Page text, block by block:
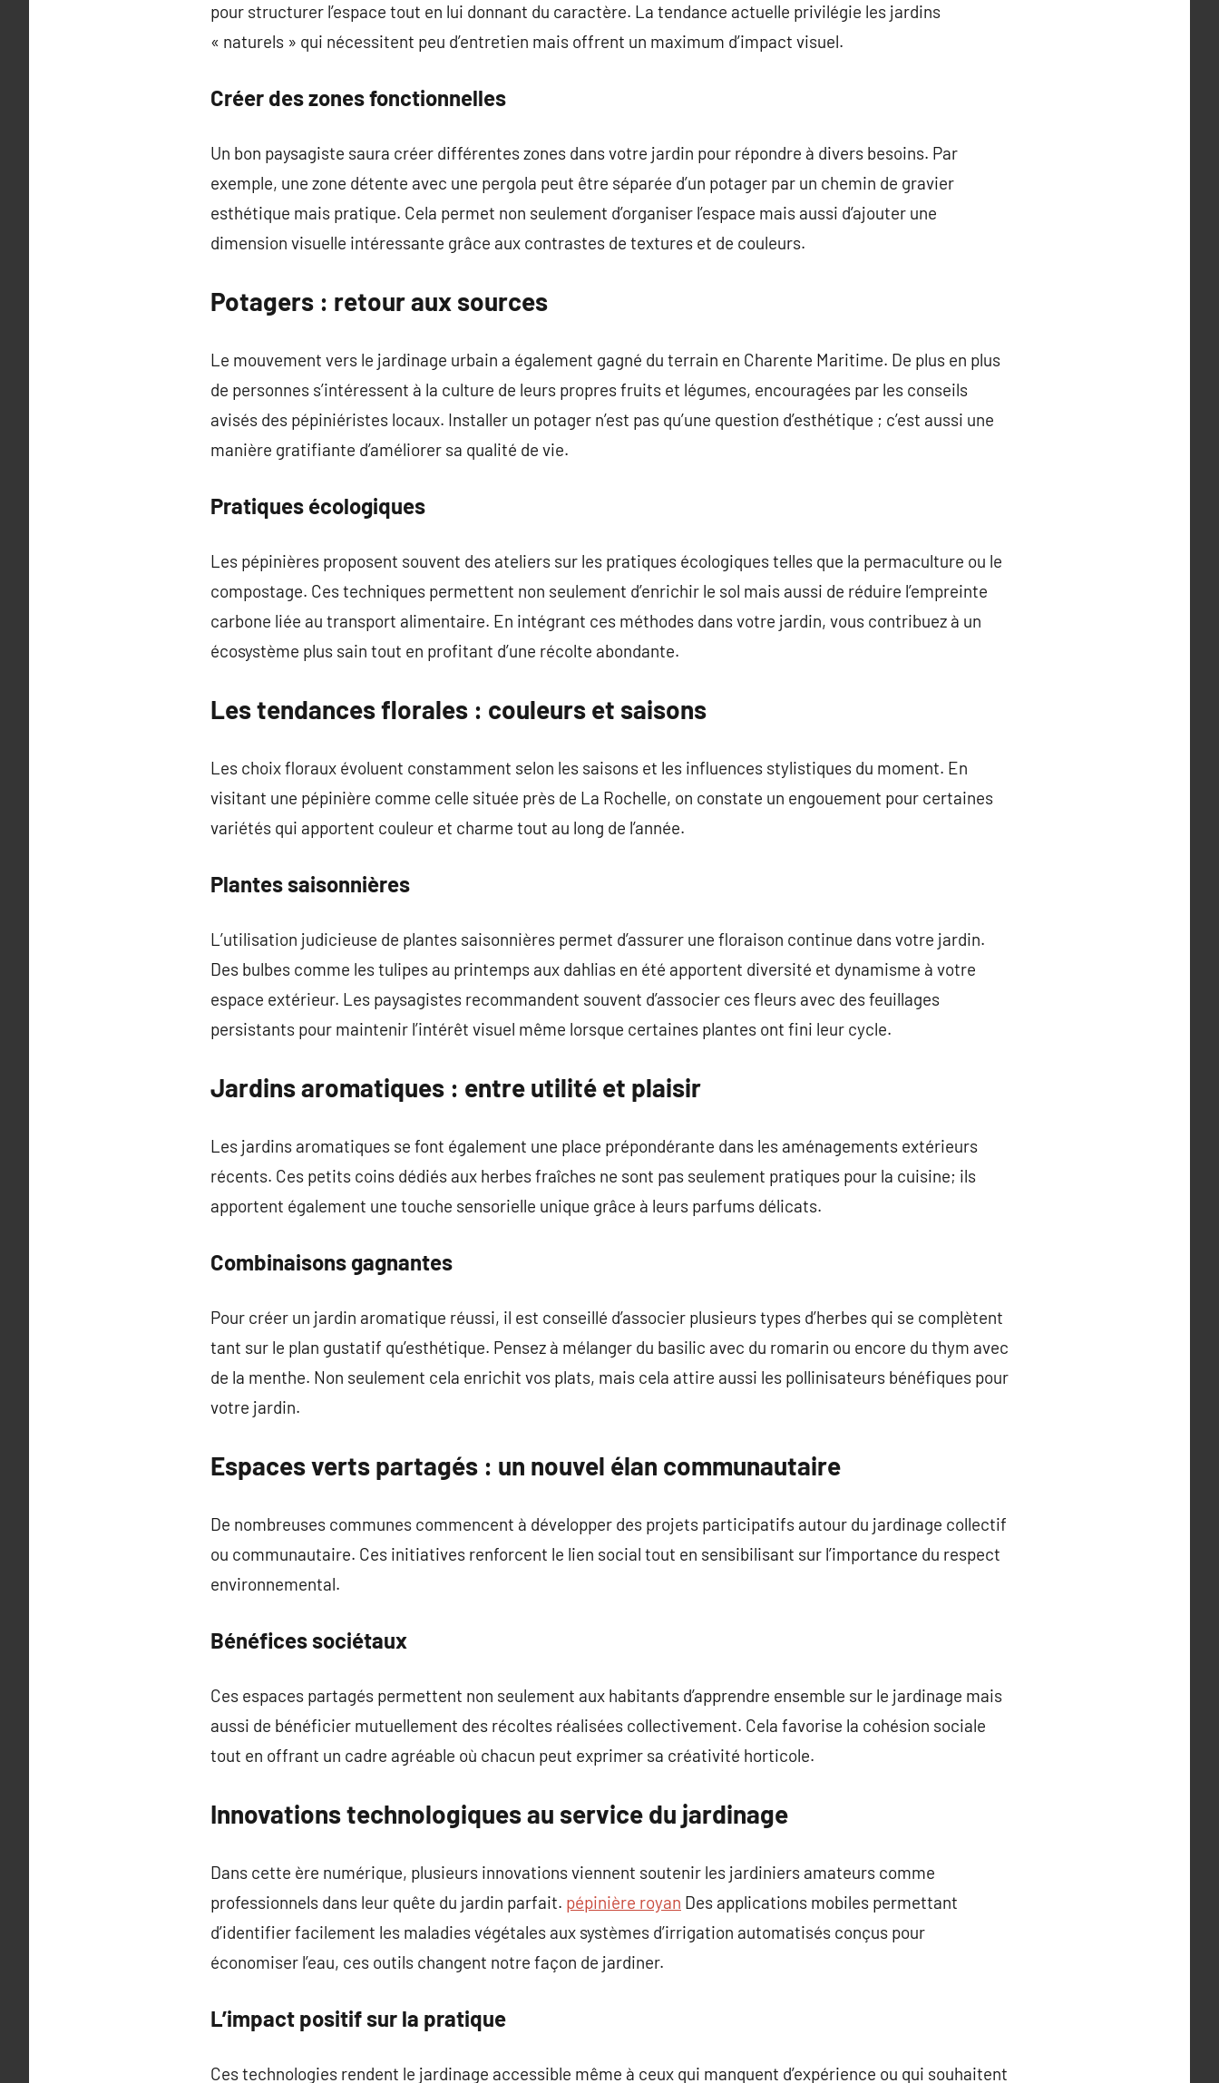
pour structurer l’espace tout en lui donnant du caractère. La tendance actuelle privilégie les jardins
« naturels » qui nécessitent peu d’entretien mais offrent un maximum d’impact visuel.
Créer des zones fonctionnelles
Un bon paysagiste saura créer différentes zones dans votre jardin pour répondre à divers besoins. Par
exemple, une zone détente avec une pergola peut être séparée d’un potager par un chemin de gravier
esthétique mais pratique. Cela permet non seulement d’organiser l’espace mais aussi d’ajouter une
dimension visuelle intéressante grâce aux contrastes de textures et de couleurs.
Potagers : retour aux sources
Le mouvement vers le jardinage urbain a également gagné du terrain en Charente Maritime. De plus en plus
de personnes s’intéressent à la culture de leurs propres fruits et légumes, encouragées par les conseils
avisés des pépiniéristes locaux. Installer un potager n’est pas qu’une question d’esthétique ; c’est aussi une
manière gratifiante d’améliorer sa qualité de vie.
Pratiques écologiques
Les pépinières proposent souvent des ateliers sur les pratiques écologiques telles que la permaculture ou le
compostage. Ces techniques permettent non seulement d’enrichir le sol mais aussi de réduire l’empreinte
carbone liée au transport alimentaire. En intégrant ces méthodes dans votre jardin, vous contribuez à un
écosystème plus sain tout en profitant d’une récolte abondante.
Les tendances florales : couleurs et saisons
Les choix floraux évoluent constamment selon les saisons et les influences stylistiques du moment. En
visitant une pépinière comme celle située près de La Rochelle, on constate un engouement pour certaines
variétés qui apportent couleur et charme tout au long de l’année.
Plantes saisonnières
L’utilisation judicieuse de plantes saisonnières permet d’assurer une floraison continue dans votre jardin.
Des bulbes comme les tulipes au printemps aux dahlias en été apportent diversité et dynamisme à votre
espace extérieur. Les paysagistes recommandent souvent d’associer ces fleurs avec des feuillages
persistants pour maintenir l’intérêt visuel même lorsque certaines plantes ont fini leur cycle.
Jardins aromatiques : entre utilité et plaisir
Les jardins aromatiques se font également une place prépondérante dans les aménagements extérieurs
récents. Ces petits coins dédiés aux herbes fraîches ne sont pas seulement pratiques pour la cuisine; ils
apportent également une touche sensorielle unique grâce à leurs parfums délicats.
Combinaisons gagnantes
Pour créer un jardin aromatique réussi, il est conseillé d’associer plusieurs types d’herbes qui se complètent
tant sur le plan gustatif qu’esthétique. Pensez à mélanger du basilic avec du romarin ou encore du thym avec
de la menthe. Non seulement cela enrichit vos plats, mais cela attire aussi les pollinisateurs bénéfiques pour
votre jardin.
Espaces verts partagés : un nouvel élan communautaire
De nombreuses communes commencent à développer des projets participatifs autour du jardinage collectif
ou communautaire. Ces initiatives renforcent le lien social tout en sensibilisant sur l’importance du respect
environnemental.
Bénéfices sociétaux
Ces espaces partagés permettent non seulement aux habitants d’apprendre ensemble sur le jardinage mais
aussi de bénéficier mutuellement des récoltes réalisées collectivement. Cela favorise la cohésion sociale
tout en offrant un cadre agréable où chacun peut exprimer sa créativité horticole.
Innovations technologiques au service du jardinage
Dans cette ère numérique, plusieurs innovations viennent soutenir les jardiniers amateurs comme
professionnels dans leur quête du jardin parfait. pépinière royan Des applications mobiles permettant
d’identifier facilement les maladies végétales aux systèmes d’irrigation automatisés conçus pour
économiser l’eau, ces outils changent notre façon de jardiner.
L’impact positif sur la pratique
Ces technologies rendent le jardinage accessible même à ceux qui manquent d’expérience ou qui souhaitent